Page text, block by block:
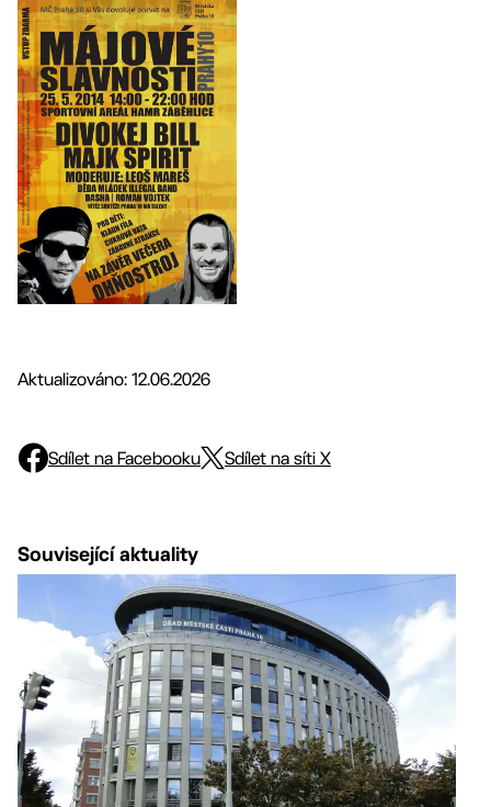
Aktualizováno: 12.06.2026
Sdílet na Facebooku Sdílet na síti X
Související aktuality